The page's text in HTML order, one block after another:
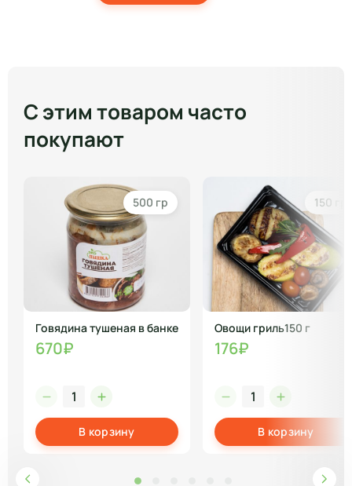
С этим товаром часто
покупают
500 гр
Говядина тушеная в банке
670₽
В корзину
150 гр
Овощи гриль150 г
176₽
В корзину